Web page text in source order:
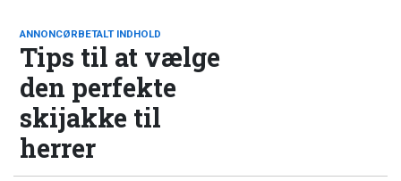
ANNONCØRBETALT INDHOLD
Tips til at vælge
den perfekte
skijakke til
herrer